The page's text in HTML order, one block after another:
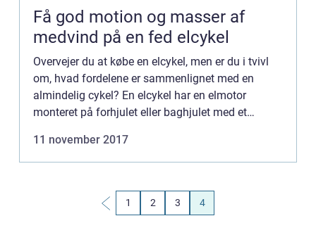
Få god motion og masser af
medvind på en fed elcykel
Overvejer du at købe en elcykel, men er du i tvivl
om, hvad fordelene er sammenlignet med en
almindelig cykel? En elcykel har en elmotor
monteret på forhjulet eller baghjulet med et
at cy...
11 november 2017
1 2 3 4